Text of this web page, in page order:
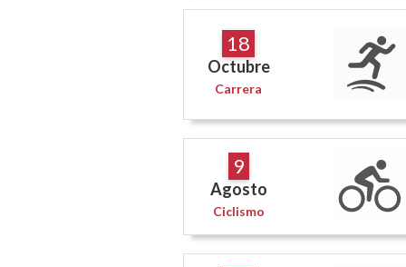
18
Octubre
Carrera
9
Agosto
Ciclismo